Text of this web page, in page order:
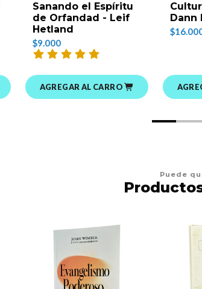
Sanando el Espíritu
de Orfandad - Leif
Hetland
$9.000
AGREGAR AL CARRO
Dann
Puede